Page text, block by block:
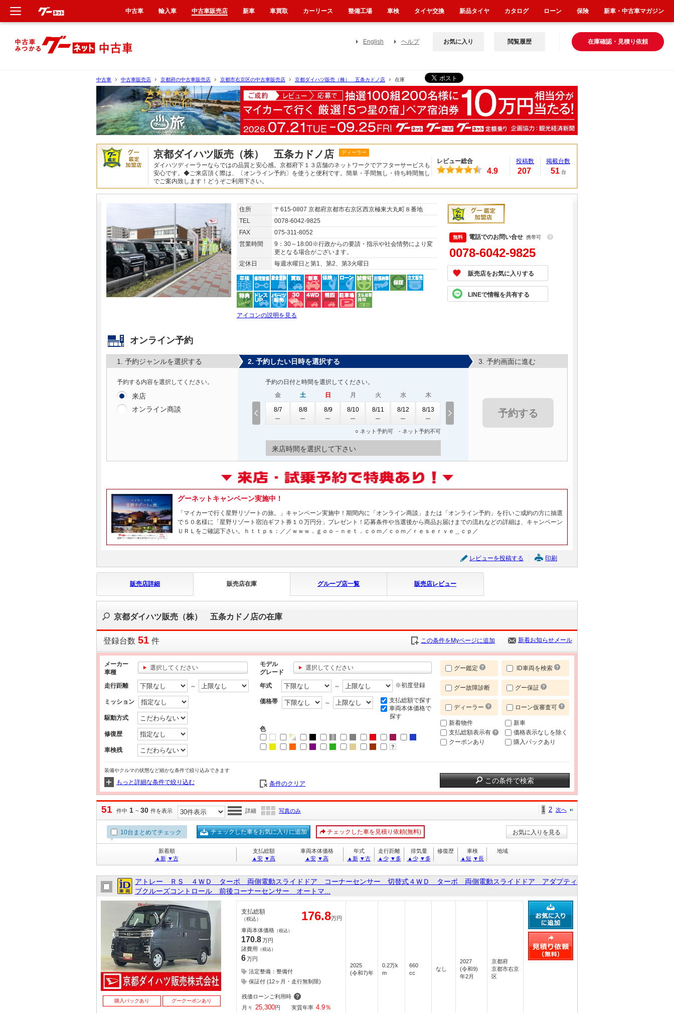
English ヘルプ 在庫確認・見積り依頼
お気に入り 閲覧履歴
中古車 中古車販売店 京都府の中古車販売店 京都市右京区の中古車販売店 京都ダイハツ販売（株） 五条カドノ店 在庫
京都ダイハツ販売（株） 五条カドノ店 ディーラー
ダイハツディーラーならではの品質と安心感。京都府下１３店舗のネットワークでアフターサービスも
安心です。◆ご来店頂く際は、〔オンライン予約〕を使うと便利です。簡単・手間無し・待ち時間無し
でご案内致します！どうぞご利用下さい。
レビュー総合
4.9
投稿数
207
掲載台数
51 台
住所
〒615-0807 京都府京都市右京区西京極東大丸町８番地
TEL
0078-6042-9825
FAX
075-311-8052
営業時間
9：30～18:00※行政からの要請・指示や社会情勢により変
更となる場合がございます。
定休日
毎週水曜日と第1、第2、第3火曜日
アイコンの説明を見る
電話でのお問い合せ 携帯可 ？
0078-6042-9825
販売店をお気に入りする
LINEで情報を共有する
オンライン予約
1. 予約ジャンルを選択する
予約する内容を選択してください。
来店
オンライン商談
2. 予約したい日時を選択する
予約の日付と時間を選択してください。
金
8/7
土
8/8
日
8/9
月
8/10
火
8/11
水
8/12
木
8/13
○ ネット予約可 - ネット予約不可
来店時間を選択して下さい
3. 予約画面に進む
予約する
グーネットキャンペーン実施中！
「マイカーで行く星野リゾートの旅。」キャンペーン実施中！期間内に「オンライン商談」または「オンライン予約」を行いご成約の方に抽選
で５０名様に「星野リゾート宿泊ギフト券１０万円分」プレゼント！応募条件や当選後から商品お届けまでの流れなどの詳細は、キャンペーン
ＵＲＬをご確認下さい。ｈｔｔｐｓ：／／ｗｗｗ．ｇｏｏ－ｎｅｔ．ｃｏｍ／ｃｏｍ／ｒｅｓｅｒｖｅ＿ｃｐ／
レビューを投稿する 印刷
販売店詳細 販売店在庫 グループ店一覧 販売店レビュー
京都ダイハツ販売（株） 五条カドノ店の在庫
登録台数 51 件 この条件をMyページに追加 新着お知らせメール
メーカー
車種
選択してください
モデル
グレード
選択してください
走行距離 ～
ミッション
駆動方式
修復歴
車検残
年式 ～ ※初度登録
価格帯 ～
支払総額で探す
車両本体価格で
探す
色
グー鑑定 ID車両を検索
グー故障診断 グー保証
ディーラー ローン仮審査可
新着物件
支払総額表示有
クーポンあり
新車
価格表示なしを除く
購入パックあり
装備やクルマの状態など細かな条件で絞り込みできます
もっと詳細な条件で絞り込む 条件のクリア この条件で検索
51 件中 1 ~ 30 件を表示 詳細 写真のみ 1 2 次へ
10台まとめてチェック チェックした車をお気に入りに追加 チェックした車を見積り依頼(無料) お気に入りを見る
新着順
▲新 ▼古
支払総額
▲安 ▼高
車両本体価格
▲安 ▼高
年式
▲新 ▼古
走行距離
▲少 ▼多
排気量
▲少 ▼多
修復歴
車検
▲短 ▼長
地域
アトレー ＲＳ ４ＷＤ ターボ 両側電動スライドドア コーナーセンサー 切替式４ＷＤ ターボ 両側電動スライドドア アダプティ
ブクルーズコントロール 前後コーナーセンサー オートマ...
購入パックあり グークーポンあり
支払総額
（税込） 176.8万円
車両本体価格 （税込）
170.8万円
諸費用 （税込）
6万円
法定整備：整備付
保証付 (12ヶ月・走行無制限)
残価ローンご利用時
月々 25,300円 実質年率 4.9％
2025
(令和7)年
0.2万k
m
660
cc
なし
2027
(令和9)
年2月
京都府
京都市右京
区
中古車 輸入車 中古車販売店 新車 車買取 カーリース 整備工場 車検 タイヤ交換 新品タイヤ カタログ ローン 保険 新車・中古車マガジン
新車